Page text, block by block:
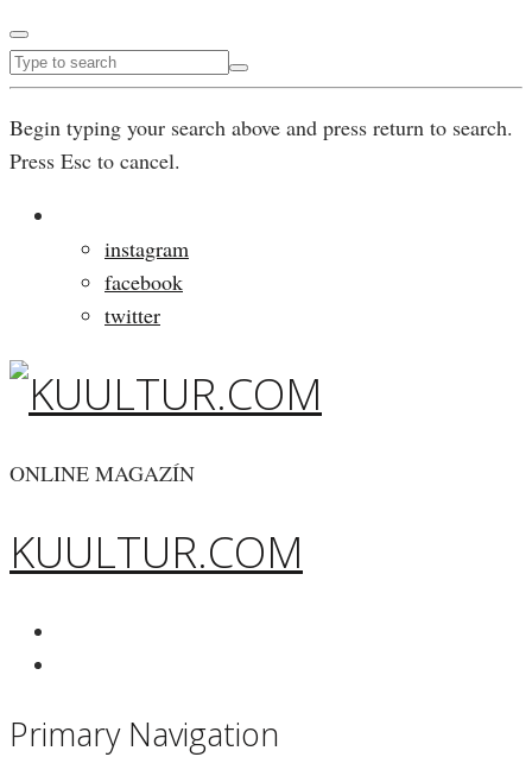
Begin typing your search above and press return to search.
Press Esc to cancel.
instagram
facebook
twitter
ONLINE MAGAZÍN
KUULTUR.COM
Primary Navigation